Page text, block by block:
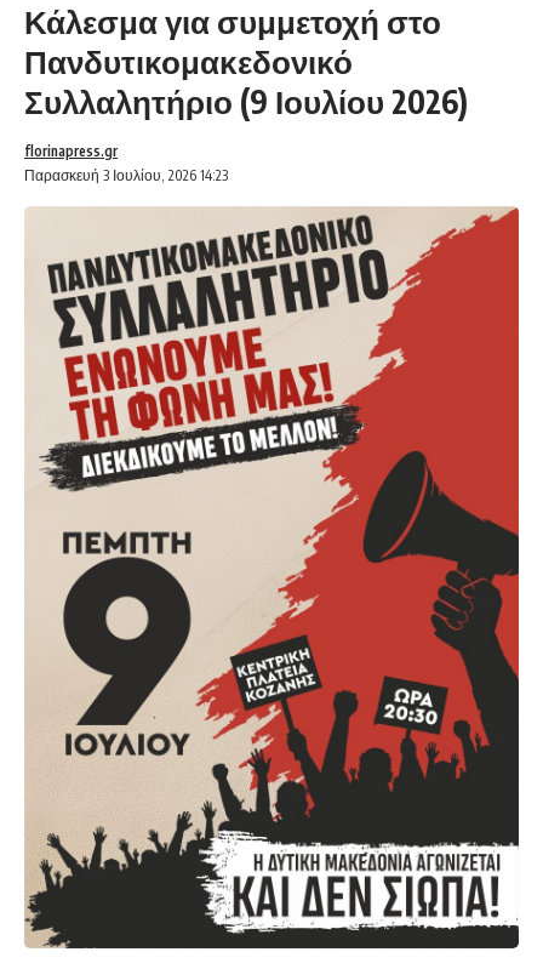
Κάλεσμα για συμμετοχή στο
Πανδυτικομακεδονικό
Συλλαλητήριο (9 Ιουλίου 2026)
Παρασκευή 3 Ιουλίου, 2026 14:23
florinapress.gr